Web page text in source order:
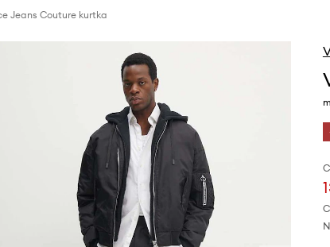
Jeans Couture kurtka